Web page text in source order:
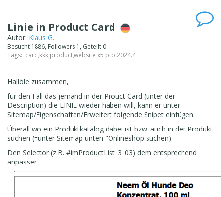
Linie in Product Card
Autor: Klaus G.
Besucht 1886, Followers 1, Geteilt 0
Tags:: card,kkk,product,website x5 pro 2024.4
Hallöle zusammen,
für den Fall das jemand in der Prouct Card (unter der
Description) die LINIE wieder haben will, kann er unter
Sitemap/Eigenschaften/Erweitert folgende Snipet einfügen.
Überall wo ein Produktkatalog dabei ist bzw. auch in der Produkt
suchen (=unter Sitemap unten "Onlineshop suchen).
Den Selector (z.B. #imProductList_3_03) dem entsprechend
anpassen.